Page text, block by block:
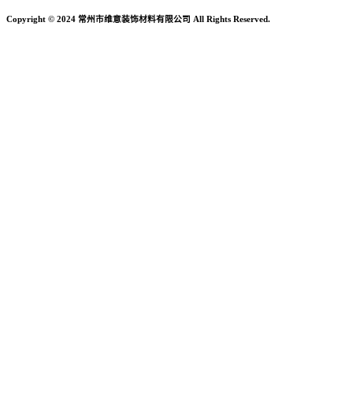
Copyright © 2024 常州市维意装饰材料有限公司 All Rights Reserved.